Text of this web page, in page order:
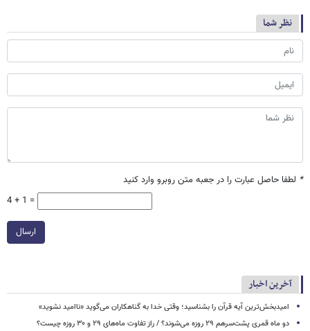
نظر شما
* لطفا حاصل عبارت را در جعبه متن روبرو وارد کنید
4 + 1 =
ارسال
آخرین اخبار
امیدبخش‌ترین آیه قرآن را بشناسید؛ وقتی خدا به گناهکاران می‌گوید «ناامید نشوید»
دو ماه قمری پشت‌سرهم ۲۹ روزه می‌شوند؟ / راز تفاوت ماه‌های ۲۹ و ۳۰ روزه چیست؟